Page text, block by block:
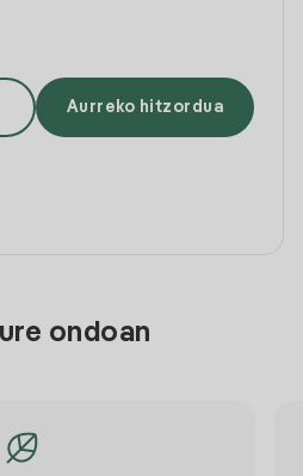
Aurreko hitzordua
ondoan